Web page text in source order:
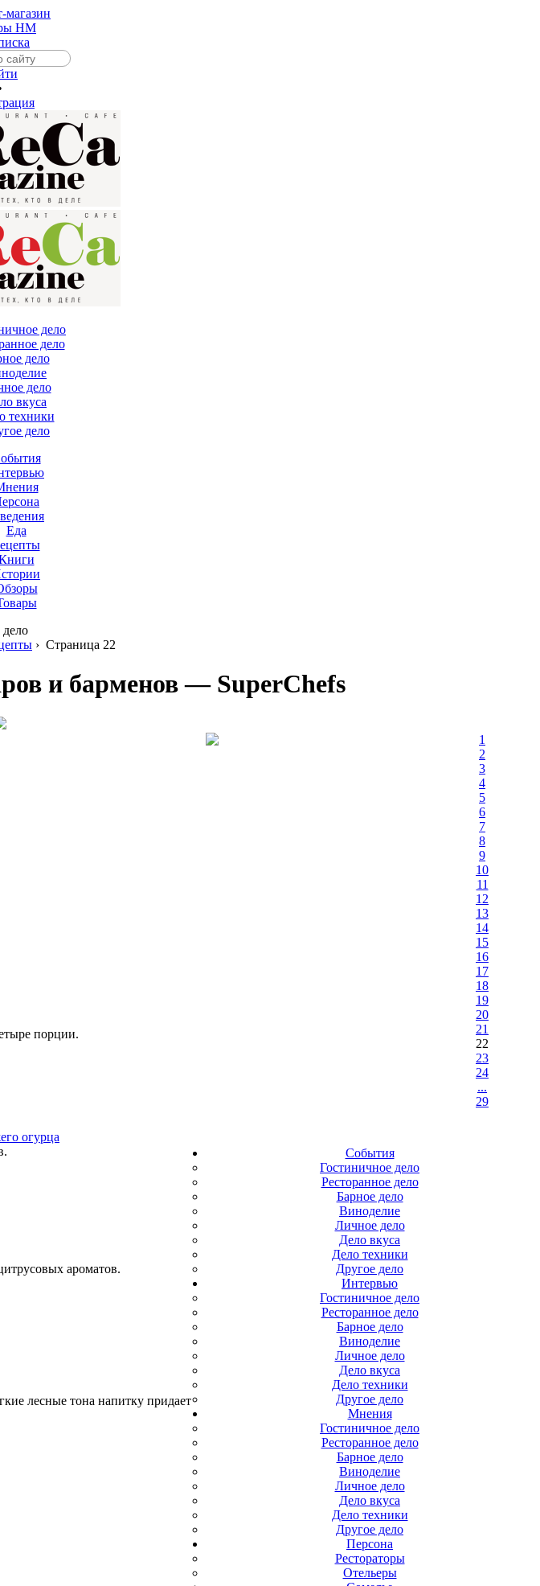
магазин
HM
дело
дело
дело
дело
вкуса
техники
дело
Еда
› Страница 22
и барменов — SuperChefs
порции.
огурца
ароматов.
лесные тона напитку придает
1
2
3
4
5
6
7
8
9
10
11
12
13
14
15
16
17
18
19
20
21
22
23
24
...
29
События
Гостиничное дело
Ресторанное дело
Барное дело
Виноделие
Личное дело
Дело вкуса
Дело техники
Другое дело
Интервью
Гостиничное дело
Ресторанное дело
Барное дело
Виноделие
Личное дело
Дело вкуса
Дело техники
Другое дело
Мнения
Гостиничное дело
Ресторанное дело
Барное дело
Виноделие
Личное дело
Дело вкуса
Дело техники
Другое дело
Персона
Рестораторы
Отельеры